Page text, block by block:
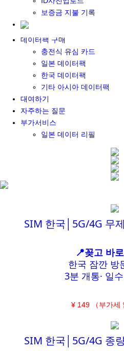
보증금 지불 기록
대만유심
기타 아시아 유심
데이터팩 구매
충전식 유심 카드
일본 데이터팩
한국 데이터팩
기타 아시아 데이터팩
대여하기
자주하는 질문
부가서비스
일본 데이터 리필
SIM 한국│5G/4G 무
📍꽂고 바
한국 잠깐 방
3분 개통· 일
¥ 149 （부가세
SIM 한국│5G/4G 종